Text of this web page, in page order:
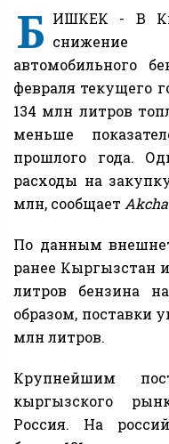
Б ИШКЕК - В
автомобильного
февраля текущего
134 млн литров
меньше
прошлого года.
расходы на
млн, сообщает
По данным
ранее Кыргызстан
литров бензина
образом, поставки
млн литров.
Крупнейшим
кыргызского
Россия. На